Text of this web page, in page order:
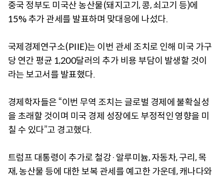
중국 정부도 미국산 농산물(돼지고기, 콩, 쇠고기 등)에
15% 추가 관세를 발표하며 맞대응에 나섰다.
국제경제연구소(PIIE)는 이번 관세 조치로 인해 미국 가구
당 연간 평균 1,200달러의 추가 비용 부담이 발생할 것이
라는 보고서를 발표했다.
경제학자들은 “이번 무역 조치는 글로벌 경제에 불확실성
을 초래할 것이며 미국 경제 성장에도 부정적인 영향을 미
칠 수 있다”고 경고했다.
트럼프 대통령이 추가로 철강·알루미늄, 자동차, 구리, 목
재, 농산물 등에 대한 보복 관세를 예고한 가운데, 캐나다와